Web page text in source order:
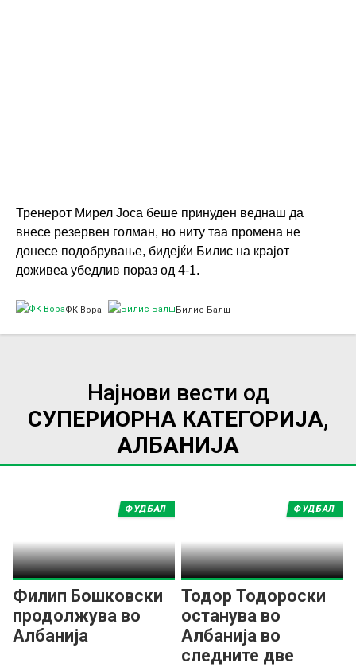
Тренерот Мирел Јоса беше принуден веднаш да
внесе резервен голман, но ниту таа промена не
донесе подобрување, бидејќи Билис на крајот
доживеа убедлив пораз од 4-1.
ФК Вора Билис Балш
Најнови вести од
СУПЕРИОРНА КАТЕГОРИЈА,
АЛБАНИЈА
Филип Бошковски
продолжува во
Албанија
ФУДБАЛ
Тодор Тодороски
останува во
Албанија во
следните две
ФУДБАЛ